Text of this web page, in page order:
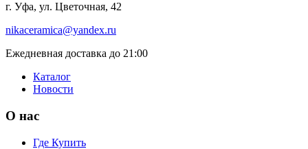
г. Уфа, ул. Цветочная, 42
nikaceramica@yandex.ru
Ежедневная доставка до 21:00
Каталог
Новости
О нас
Где Купить